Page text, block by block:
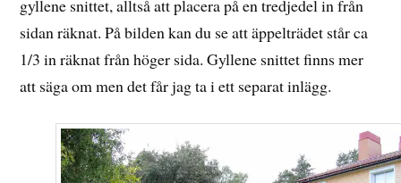
gyllene snittet, alltså att placera på en tredjedel in från
sidan räknat. På bilden kan du se att äppelträdet står ca
1/3 in räknat från höger sida. Gyllene snittet finns mer
att säga om men det får jag ta i ett separat inlägg.